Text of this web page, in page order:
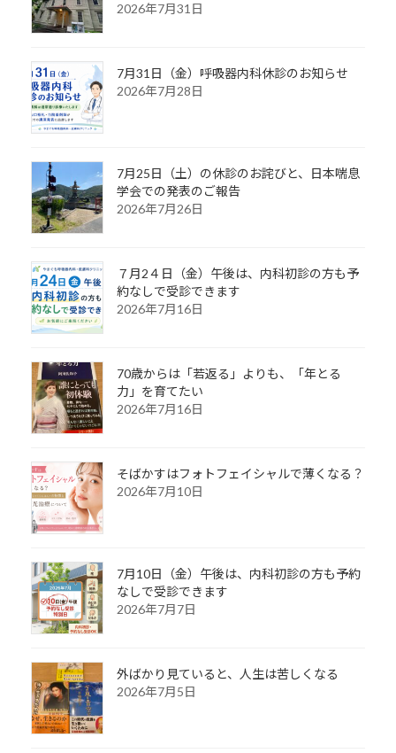
2026年7月31日
7月31日（金）呼吸器内科休診のお知らせ
2026年7月28日
7月25日（土）の休診のお詫びと、日本喘息
学会での発表のご報告
2026年7月26日
７月2４日（金）午後は、内科初診の方も予
約なしで受診できます
2026年7月16日
70歳からは「若返る」よりも、「年とる
力」を育てたい
2026年7月16日
そばかすはフォトフェイシャルで薄くなる？
2026年7月10日
7月10日（金）午後は、内科初診の方も予約
なしで受診できます
2026年7月7日
外ばかり見ていると、人生は苦しくなる
2026年7月5日